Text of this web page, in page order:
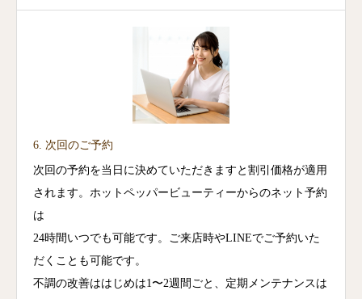
6. 次回のご予約
次回の予約を当日に決めていただきますと割引価格が適用
されます。ホットペッパービューティーからのネット予約
は
24時間いつでも可能です。ご来店時やLINEでご予約いた
だくことも可能です。
不調の改善ははじめは1〜2週間ごと、定期メンテナンスは